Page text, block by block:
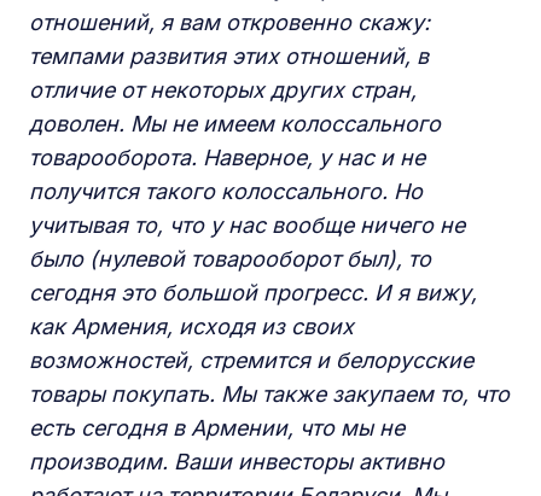
отношений, я вам откровенно скажу:
темпами развития этих отношений, в
отличие от некоторых других стран,
доволен. Мы не имеем колоссального
товарооборота. Наверное, у нас и не
получится такого колоссального. Но
учитывая то, что у нас вообще ничего не
было (нулевой товарооборот был), то
сегодня это большой прогресс. И я вижу,
как Армения, исходя из своих
возможностей, стремится и белорусские
товары покупать. Мы также закупаем то, что
есть сегодня в Армении, что мы не
производим. Ваши инвесторы активно